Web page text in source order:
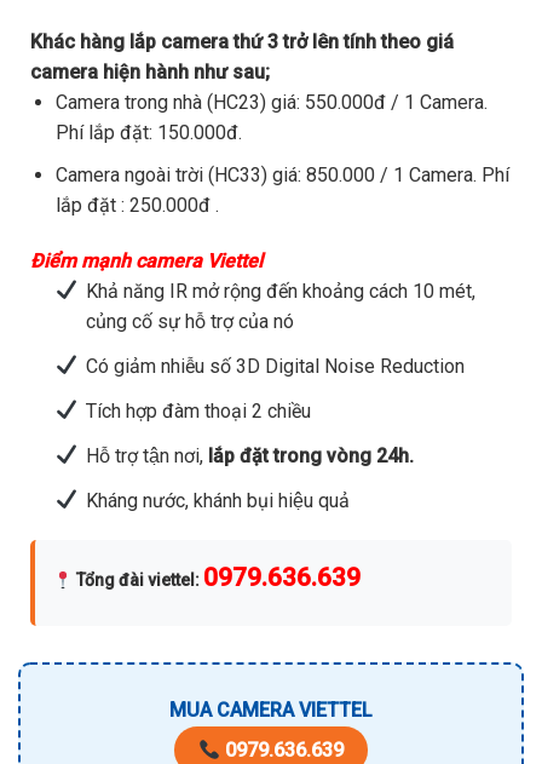
Khác hàng lắp camera thứ 3 trở lên tính theo giá
camera hiện hành như sau;
Camera trong nhà (HC23) giá: 550.000đ / 1 Camera.
Phí lắp đặt: 150.000đ.
Camera ngoài trời (HC33) giá: 850.000 / 1 Camera. Phí
lắp đặt : 250.000đ .
Điểm mạnh camera Viettel
Khả năng IR mở rộng đến khoảng cách 10 mét,
củng cố sự hỗ trợ của nó
Có giảm nhiễu số 3D Digital Noise Reduction
Tích hợp đàm thoại 2 chiều
Hỗ trợ tận nơi,lắp đặt trong vòng 24h.
Kháng nước, khánh bụi hiệu quả
Tổng đài viettel : 0979.636.639
MUA CAMERA VIETTEL
0979.636.639